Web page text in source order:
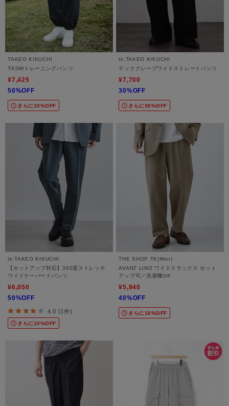
TAKEO KIKUCHI
TKDWトレーニングパンツ
¥7,425
50%OFF
さらに10%OFF
tk.TAKEO KIKUCHI
テッククレープワイドストレートパンツ
¥7,700
30%OFF
さらに30%OFF
tk.TAKEO KIKUCHI
【セットアップ対応】360度ストレッチ
ワイドテーパードパンツ
¥6,050
50%OFF
4.0 (1件)
さらに10%OFF
THE SHOP TK(Men)
AVANT LINO ワイドスラックス セット
アップ可／洗濯機OK
¥5,940
40%OFF
さらに10%OFF